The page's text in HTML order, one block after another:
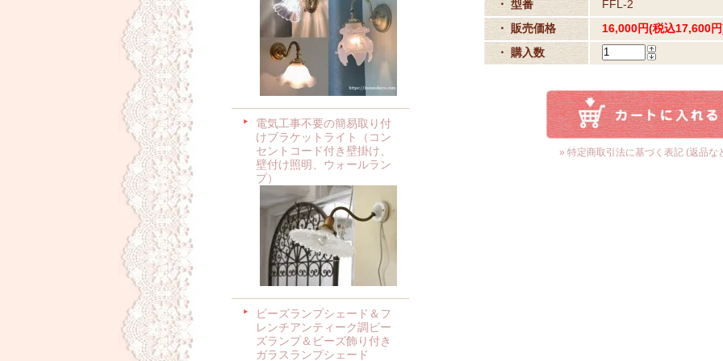
電気工事不要の簡易取り付
けブラケットライト（コン
セントコード付き壁掛け、
壁付け照明、ウォールラン
プ）
ビーズランプシェード＆フ
レンチアンティーク調ビー
ズランプ＆ビーズ飾り付き
ガラスランプシェード
・ 型番
FFL-2
・ 販売価格
16,000円(税込17,600
・ 購入数
» 特定商取引法に基づく表記 (返品な